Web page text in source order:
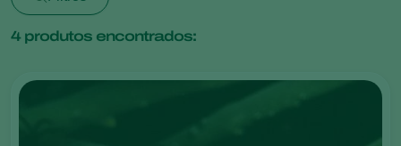
4produtos encontrados: